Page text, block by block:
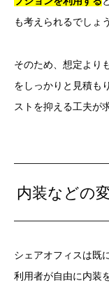
も考えられるでしょう
そのため、想定より
をしっかりと見積も
ストを抑える工夫が
内装などの
シェアオフィスは既
利用者が自由に内装